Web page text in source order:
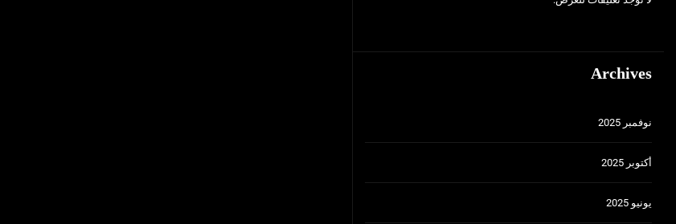
Archives
نوفمبر 2025
أكتوبر 2025
يونيو 2025